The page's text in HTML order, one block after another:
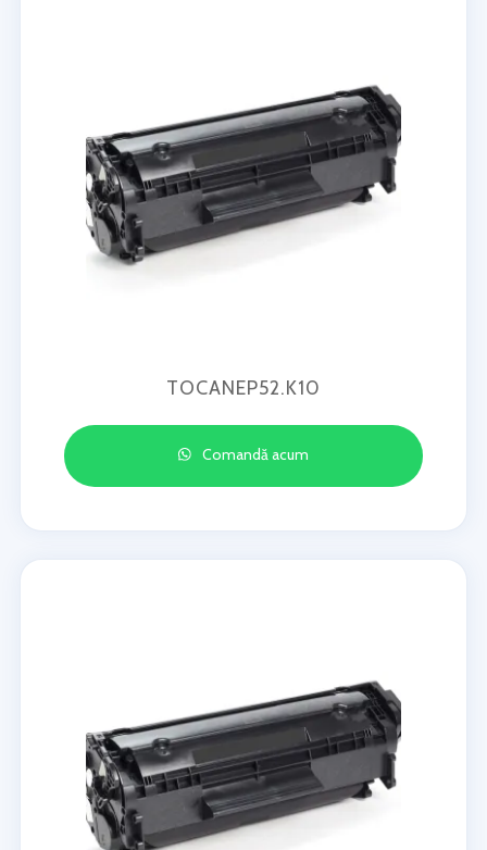
TOCANEP52.K10
Comandă acum